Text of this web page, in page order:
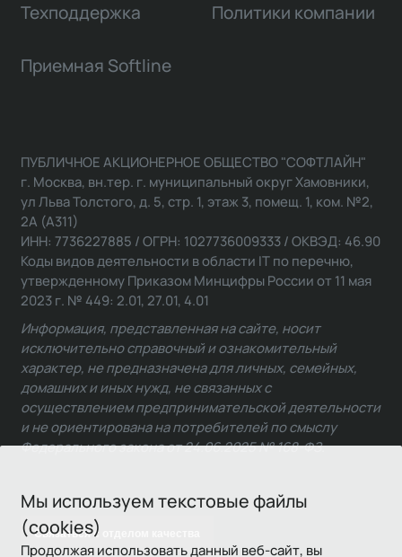
Мы используем текстовые файлы
(cookies)
Продолжая использовать данный веб-сайт, вы
Техподдержка Политики компании
Приемная Softline
Связаться с отделом качества
ПУБЛИЧНОЕ АКЦИОНЕРНОЕ ОБЩЕСТВО "СОФТЛАЙН"
г. Москва, вн.тер. г. муниципальный округ Хамовники,
ул Льва Толстого, д. 5, стр. 1, этаж 3, помещ. 1, ком. №2,
2А (А311)
ИНН: 7736227885 / ОГРН: 1027736009333 / ОКВЭД: 46.90
Коды видов деятельности в области IT по перечню,
утвержденному Приказом Минцифры России от 11 мая
2023 г. № 449: 2.01, 27.01, 4.01
Информация, представленная на сайте, носит
исключительно справочный и ознакомительный
характер, не предназначена для личных, семейных,
домашних и иных нужд, не связанных с
осуществлением предпринимательской деятельности
и не ориентирована на потребителей по смыслу
Федерального закона от 24.06.2025 № 168-ФЗ.